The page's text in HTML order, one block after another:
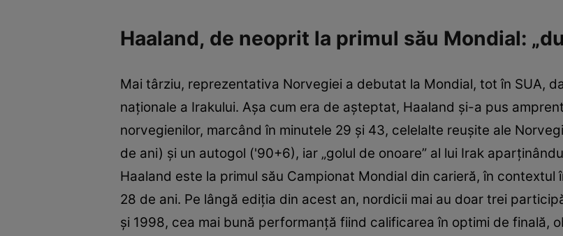
Haaland, de neoprit la primul său Mondial:
Mai târziu, reprezentativa Norvegiei a debutat la Mondial, tot în SUA,
naționale a Irakului. Așa cum era de așteptat, Haaland și-a pus
norvegienilor, marcând în minutele 29 şi 43, celelalte reușite ale
de ani) și un autogol ('90+6), iar „golul de onoare” al lui Irak
Haaland este la primul său Campionat Mondial din carieră, în
28 de ani. Pe lângă ediția din acest an, nordicii mai au doar trei
și 1998, cea mai bună performanță fiind calificarea în optimi de finală,